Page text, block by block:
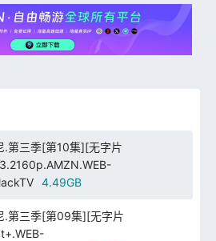
.第三季[第10集][无字片
4.49GB
.第三季[第09集][无字片